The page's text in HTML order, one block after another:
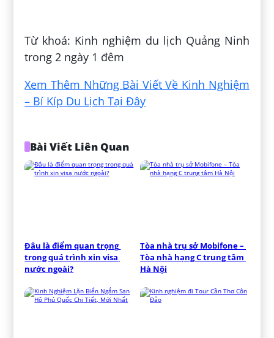
Từ khoá: Kinh nghiệm du lịch Quảng Ninh
trong 2 ngày 1 đêm
Xem Thêm Những Bài Viết Về Kinh Nghiệm
– Bí Kíp Du Lịch Tại Đây
Bài Viết Liên Quan
Đâu là điểm quan trọng
trong quá trình xin visa
nước ngoài?
Tòa nhà trụ sở Mobifone –
Tòa nhà hạng C trung tâm
Hà Nội